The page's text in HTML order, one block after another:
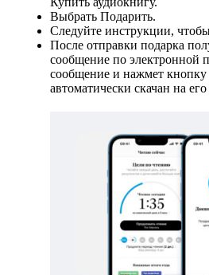
Выбрать Подарить.
Следуйте инструкции,
После отправки подарка
сообщение по электронной
сообщение и нажмет кнопку
автоматически скачан на